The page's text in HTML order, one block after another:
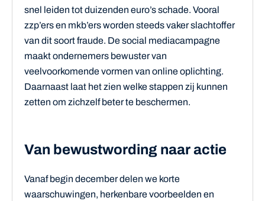
snel leiden tot duizenden euro’s schade. Vooral
zzp’ers en mkb’ers worden steeds vaker slachtoffer
van dit soort fraude. De social mediacampagne
maakt ondernemers bewuster van
veelvoorkomende vormen van online oplichting.
Daarnaast laat het zien welke stappen zij kunnen
zetten om zichzelf beter te beschermen.
Van bewustwording naar actie
Vanaf begin december delen we korte
waarschuwingen, herkenbare voorbeelden en